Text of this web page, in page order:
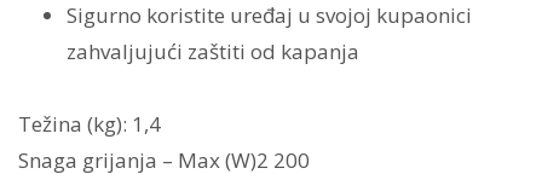
Sigurno koristite uređaj u svojoj kupaonici
zahvaljujući zaštiti od kapanja
Težina (kg): 1,4
Snaga grijanja – Max (W)2 200